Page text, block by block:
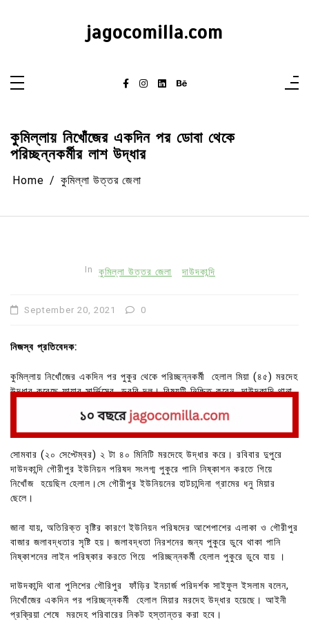
jagocomilla.com
কুমিল্লায় নিখোঁজের একদিন পর ডোবা থেকে
পরিচ্ছন্নকর্মীর লাশ উদ্ধার
Home কুমিল্লা উত্তর জেলা
In কুমিল্লা উত্তর জেলা দাউদকান্দি
September 20, 2021 0
নিজস্ব প্রতিবেদক:
কুমিল্লায় নিখোঁজের একদিন পর পুকুর থেকে পরিচ্ছন্নকর্মী হেলাল মিয়া (৪৫) মরদেহ
উদ্ধার করেছে ফায়ার সার্ভিসের ডুবুরি দল। বিষয়টি নিশ্চিত করেন দাউদকান্দি থানা
সোমবার (২০ সেপ্টেম্বর) ২ টা ৪০ মিনিটি মরদেহে উদ্ধার করে। রবিবার দুপুরে
দাউদকান্দি গৌরীপুর ইউনিয়ন পরিষদ সংলগ্ম পুকুরে পানি নিষ্কাশন করতে গিয়ে
নিখোঁজ হয়েছিল হেলাল।সে গৌরীপুর ইউনিয়নের হাটচান্দিনা গ্রামের ধনু মিয়ার
ছেলে।
জানা যায়, অতিরিক্ত বৃষ্টির কারণে ইউনিয়ন পরিষদের আশেপাশের এলাকা ও গৌরীপুর
বাজার জলাবদ্ধতার সৃষ্টি হয়। জলাবদ্ধতা নিরশনের জন্য পুকুরে ডুবে থাকা পানি
নিষ্কাশনের লাইন পরিষ্কার করতে গিয়ে পরিচ্ছন্নকর্মী হেলাল পুকুরে ডুবে যায় ।
দাউদকান্দি থানা পুলিশের গৌরিপুর ফাঁড়ির ইনচার্জ পরিদর্শক সাইফুল ইসলাম বলেন,
নিখোঁজের একদিন পর পরিচ্ছন্নকর্মী হেলাল মিয়ার মরদেহ উদ্ধার হয়েছে। আইনী
প্রক্রিয়া শেষে মরদেহ পরিবারের নিকট হস্তান্তর করা হবে।